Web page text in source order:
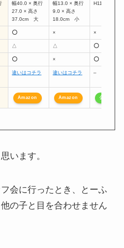
幅40.0 × 奥行
27.0 × 高さ
37.0cm 大
幅13.0 × 奥行
9.0 × 高さ
18.0cm 小
H117 mm
⭕️ × ×
△ △ ⭕️
⭕️ × ⭕️
違いはコチラ 違いはコチラ –
Amazon Amazon 公式
います。
会に行ったとき、とーふ
の子と目を合わせません